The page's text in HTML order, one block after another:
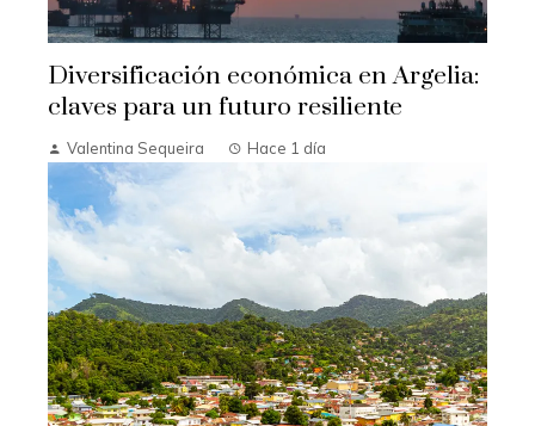
Diversificación económica en Argelia:
claves para un futuro resiliente
Valentina Sequeira Hace 1 día